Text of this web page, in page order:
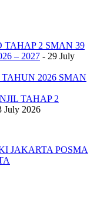
TAHAP 2 SMAN 39
– 2027 - 29 July
2026 SMAN
TAHAP 2
July 2026
JAKARTA POSMA